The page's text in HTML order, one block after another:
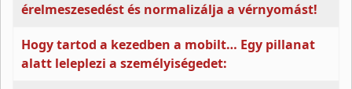
érelmeszesedést és normalizálja a vérnyomást!
Hogy tartod a kezedben a mobilt… Egy pillanat
alatt leleplezi a személyiségedet: